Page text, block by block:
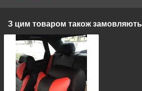
З цим товаром також замовляють